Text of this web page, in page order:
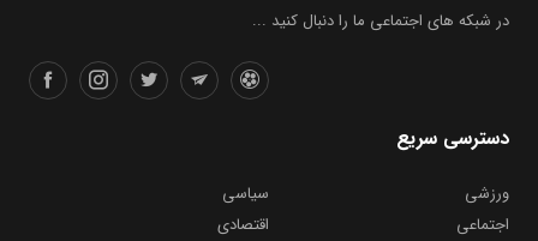
در شبکه های اجتماعی ما را دنبال کنید ...
دسترسی سریع
ورزشی
سیاسی
اجتماعی
اقتصادی